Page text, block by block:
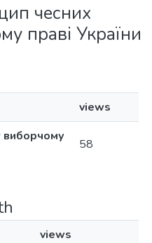
чесних
праві України
views
виборчому
58
views